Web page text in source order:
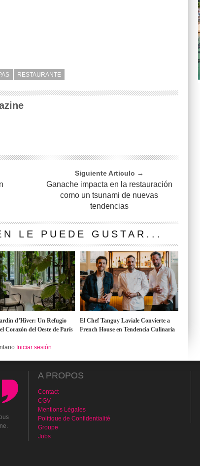
RESTAURANTE
Siguiente Articulo →
Ganache impacta en la restauración
como un tsunami de nuevas
tendencias
LE PUEDE GUSTAR...
d’Hiver: Un Refugio
Corazón del Oeste de París
El Chef Tanguy Laviale Convierte a
French House en Tendencia Culinaria
Iniciar sesión
A PROPOS
Contact
CGV
Mentions Légales
Politique de Confidentialité
Groupe
Jobs